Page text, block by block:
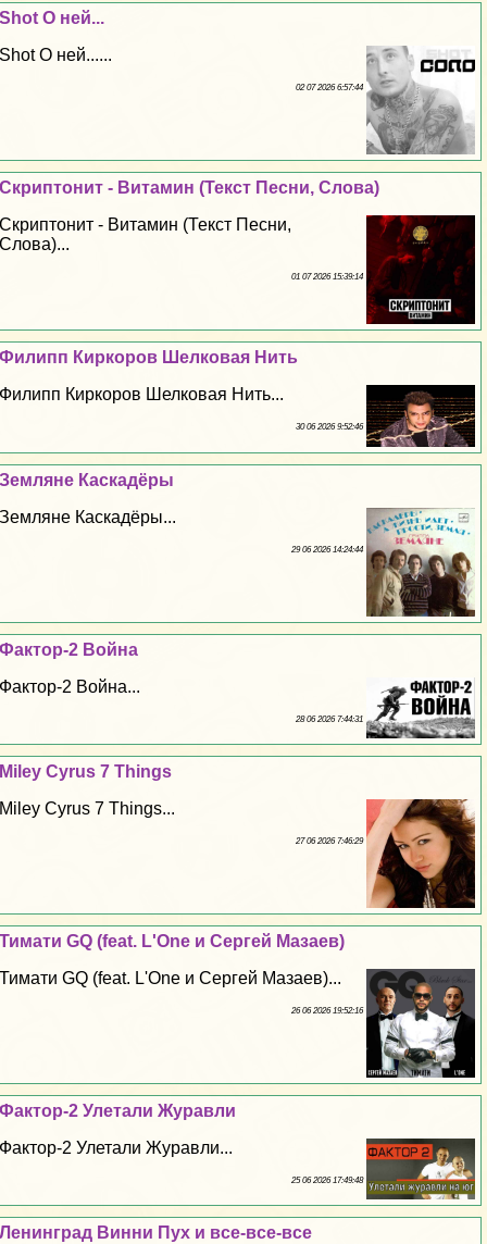
Shot О ней...
Shot О ней......
02 07 2026 6:57:44
Скриптонит - Витамин (Текст Песни, Слова)
Скриптонит - Витамин (Текст Песни,
Слова)...
01 07 2026 15:39:14
Филипп Киркоров Шелковая Нить
Филипп Киркоров Шелковая Нить...
30 06 2026 9:52:46
Земляне Каскадёры
Земляне Каскадёры...
29 06 2026 14:24:44
Фактор-2 Война
Фактор-2 Война...
28 06 2026 7:44:31
Miley Cyrus 7 Things
Miley Cyrus 7 Things...
27 06 2026 7:46:29
Тимати GQ (feat. L'One и Сергeй Мазаев)
Тимати GQ (feat. L'One и Сергeй Мазаев)...
26 06 2026 19:52:16
Фактор-2 Улетали Журавли
Фактор-2 Улетали Журавли...
25 06 2026 17:49:48
Ленинград Винни Пух и все-все-все